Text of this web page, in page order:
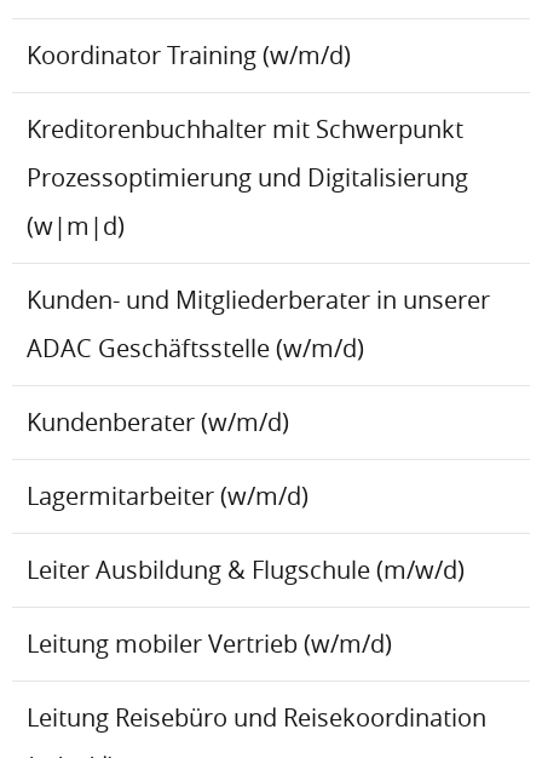
Koordinator Training (w/m/d)
Kreditorenbuchhalter mit Schwerpunkt
Prozessoptimierung und Digitalisierung
(w|m|d)
Kunden- und Mitgliederberater in unserer
ADAC Geschäftsstelle (w/m/d)
Kundenberater (w/m/d)
Lagermitarbeiter (w/m/d)
Leiter Ausbildung & Flugschule (m/w/d)
Leitung mobiler Vertrieb (w/m/d)
Leitung Reisebüro und Reisekoordination